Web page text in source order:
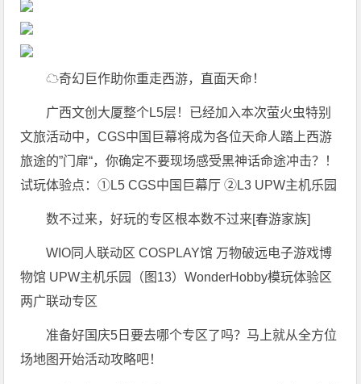
☁奇幻巨作助你重走西游，直面天命！
广西文创大厦整个L5层！已经加入本次萤火虫特别
文旅活动中，CGS中国巨幕将成为各位天命人踏上西游
旅途的”门扉“，你确定不要现场感受黑神话命途冲击？！
试玩体验点：①L5 CGS中国巨幕厅 ②L3 UPW主机乐园
数不过来，好玩的专区根本数不过来[春游家族]
WIO同人联动区 COSPLAY馆 万物破远电子游戏博
物馆 UPW主机乐园（图13）WonderHobby模玩体验区
两广联动专区
准备好国庆5日要去哪个专区了吗？马上就从全方位
场地图开始活动攻略吧！